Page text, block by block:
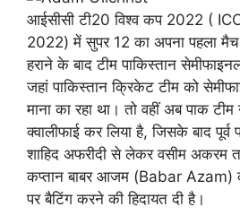
आईसीसी टी20 विश्व कप 2022 (
2022) में सुपर 12 का अपना पहला
हराने के बाद टीम पाकिस्तान
जहां पाकिस्तान क्रिकेट टीम को
माना का रहा था। तो वहीं अब पाक
क्वालीफाई कर लिया है, जिसके बाद पूर्व
शाहिद अफरीदी से लेकर वसीम अकरम
कप्तान बाबर आजम (Babar Azam)
पर बैटिंग करने की हिदायत दी है।